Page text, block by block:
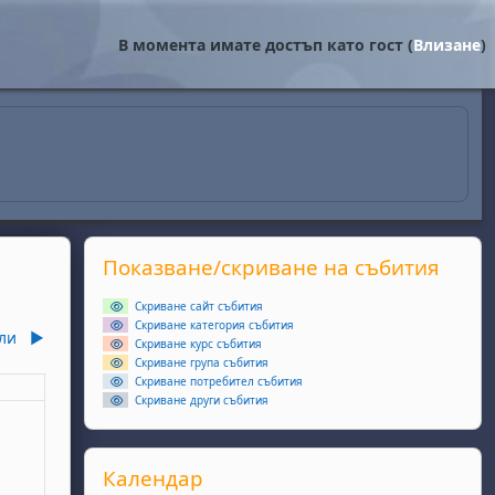
В момента имате достъп като гост (Влизане)
▶︎
6 юнинеделя, 7 юни
Supplementary blocks
Прескочи Показване/скриване на събития
Показване/скриване на събития
Скриване сайт събития
Скриване категория събития
Скриване курс събития
Скриване група събития
Скриване потребител събития
Скриване други събития
Прескочи Календар
Календар